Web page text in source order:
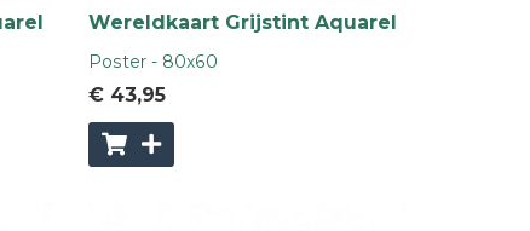
Wereldkaart Grijstint Aquarel
Poster - 80x60
€ 43,95